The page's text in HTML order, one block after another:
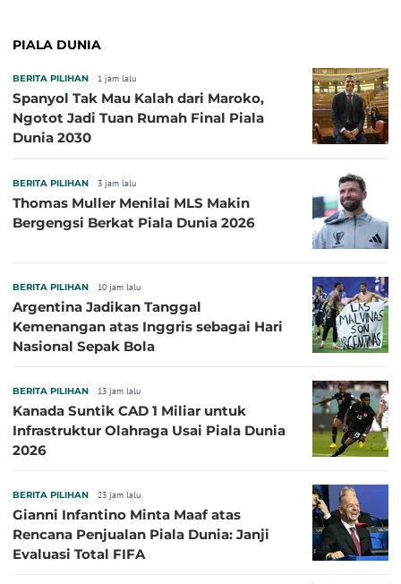
PIALA DUNIA
BERITA PILIHAN 1 jam lalu
Spanyol Tak Mau Kalah dari Maroko,
Ngotot Jadi Tuan Rumah Final Piala
Dunia 2030
BERITA PILIHAN 3 jam lalu
Thomas Muller Menilai MLS Makin
Bergengsi Berkat Piala Dunia 2026
BERITA PILIHAN 10 jam lalu
Argentina Jadikan Tanggal
Kemenangan atas Inggris sebagai Hari
Nasional Sepak Bola
BERITA PILIHAN 13 jam lalu
Kanada Suntik CAD 1 Miliar untuk
Infrastruktur Olahraga Usai Piala Dunia
2026
BERITA PILIHAN 23 jam lalu
Gianni Infantino Minta Maaf atas
Rencana Penjualan Piala Dunia: Janji
Evaluasi Total FIFA